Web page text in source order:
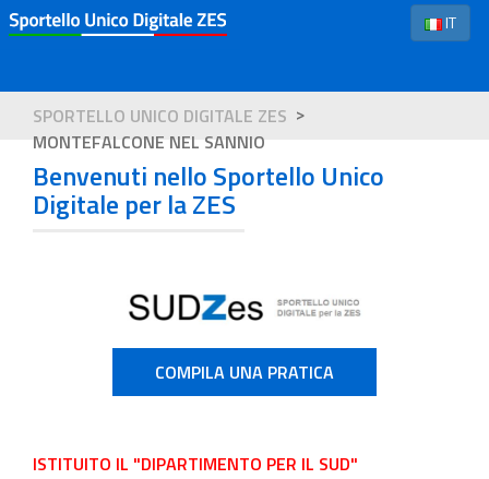
IT
SPORTELLO UNICO DIGITALE ZES
MONTEFALCONE NEL SANNIO
Benvenuti nello Sportello Unico
Digitale per la ZES
COMPILA UNA PRATICA
ISTITUITO IL "DIPARTIMENTO PER IL SUD"